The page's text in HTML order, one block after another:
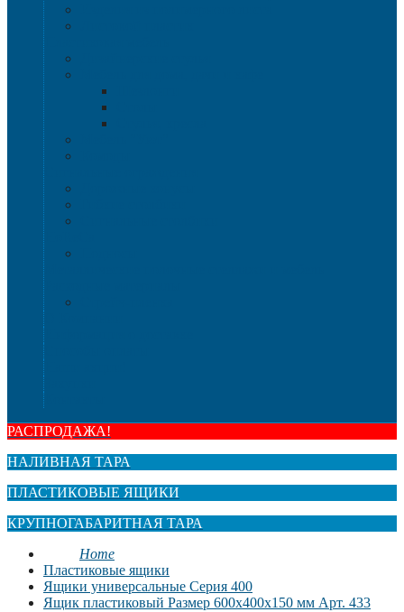
РАСПРОДАЖА!
НАЛИВНАЯ ТАРА
ПЛАСТИКОВЫЕ ЯЩИКИ
КРУПНОГАБАРИТНАЯ ТАРА
Home
Пластиковые ящики
Ящики универсальные Серия 400
Ящик пластиковый Размер 600x400x150 мм Арт. 433